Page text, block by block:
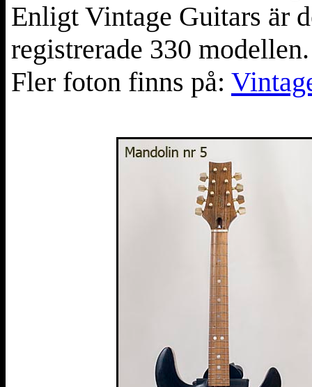
Enligt Vintage Guitars är
registrerade 330 modellen.
Fler foton finns på: